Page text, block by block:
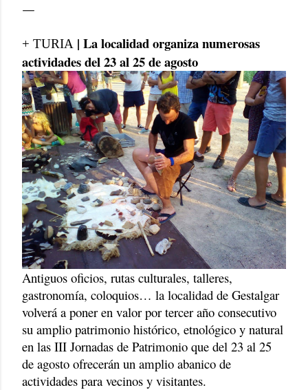
+ TURIA | La localidad organiza numerosas
actividades del 23 al 25 de agosto
Antiguos oficios, rutas culturales, talleres,
gastronomía, coloquios… la localidad de Gestalgar
volverá a poner en valor por tercer año consecutivo
su amplio patrimonio histórico, etnológico y natural
en las III Jornadas de Patrimonio que del 23 al 25
de agosto ofrecerán un amplio abanico de
actividades para vecinos y visitantes.